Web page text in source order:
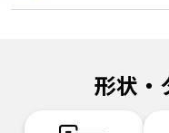
形状・